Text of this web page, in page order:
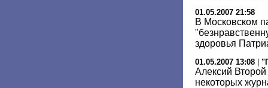
01.05.2007 21:58
В Московском
здоровья
01.05.2007 13:08 |
Алексий
некоторых